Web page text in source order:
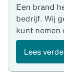
Een brand
bedrijf. Wij
kunt nemen
Lees